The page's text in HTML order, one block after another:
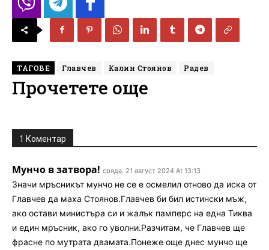
ТАГОВЕ Главчев Калин Стоянов Радев
Прочетете още
1 Коментар
Мунчо в затвора! сряда, 21 август 2024 At 13:13
Значи мръсникът мунчо не се е осмелил отново да иска от
Главчев да маха Стоянов.Главчев би бил истински мъж,
ако остави министъра си и жалък памперс на една Тиква
и един мръсник, ако го уволни.Разчитам, че Главчев ще
фрасне по мутрата двамата.Понеже още днес мунчо ще